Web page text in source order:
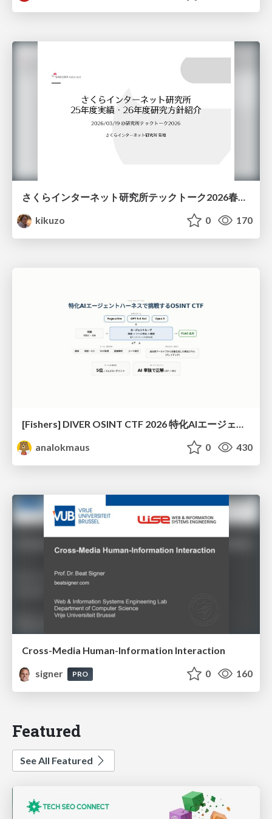
さくらインターネット研究所テックトーク2026春、研究開発Gr.25年度成果26年度方針
kikuzo
0 170
analokmaus
0 430
Cross-Media Human-Information Interaction
signer
PRO 0 160
Featured
See All Featured